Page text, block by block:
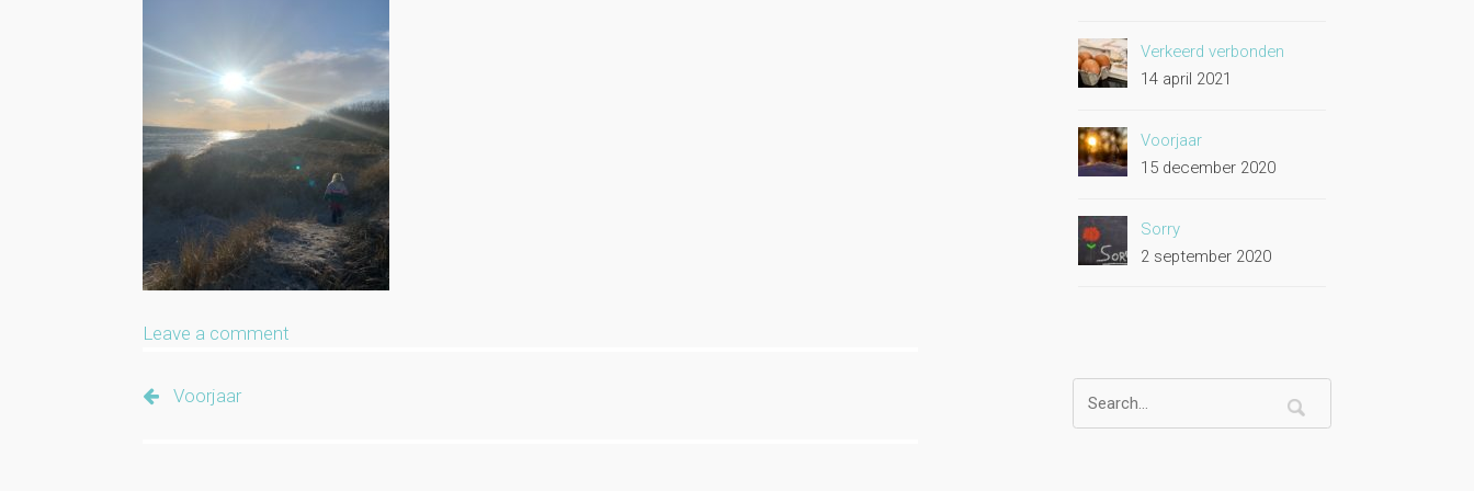
Leave a comment
Voorjaar
Verkeerd verbonden
14 april 2021
Voorjaar
15 december 2020
Sorry
2 september 2020